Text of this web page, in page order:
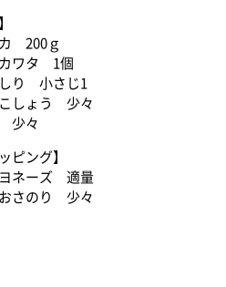
カ 200ｇ
カワタ 1個
しり 小さじ1
こしょう 少々
少々
ピング】
ヨネーズ 適量
おさのり 少々